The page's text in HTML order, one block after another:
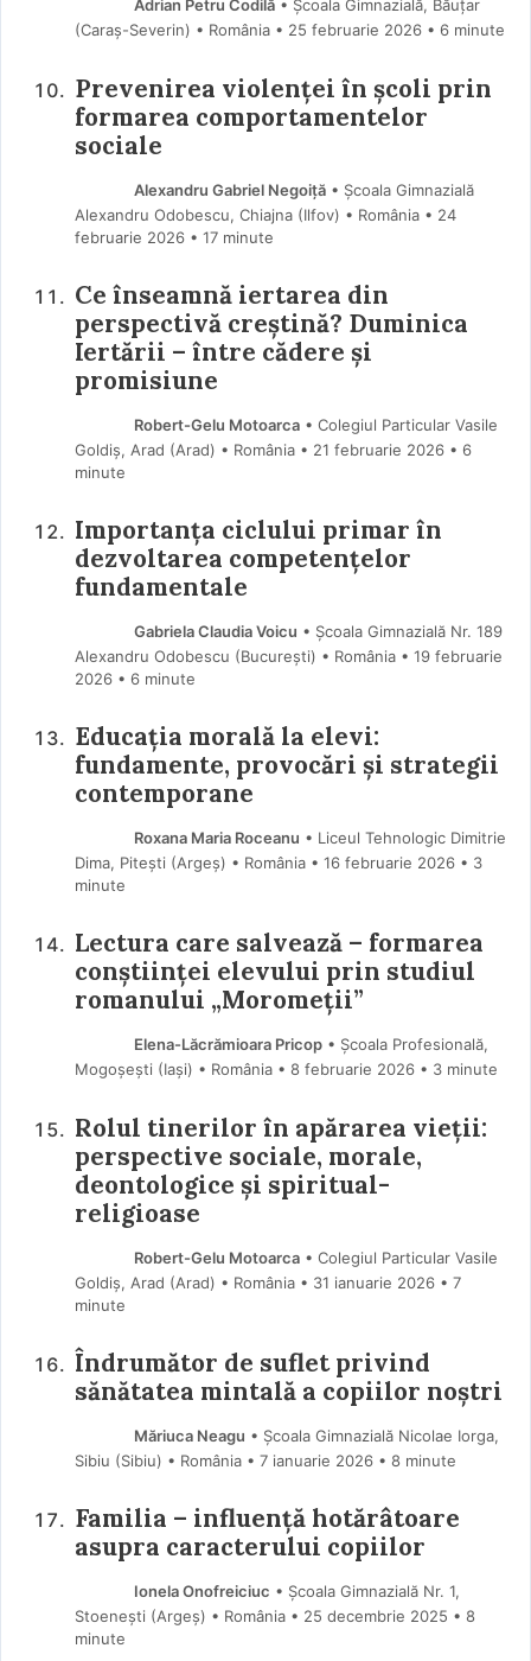
Adrian Petru Codilă• Școala Gimnazială, Băuțar
(Caraş-Severin) • România
25 februarie 2026 • 6 minute
Prevenirea violenței în școli prin
formarea comportamentelor
sociale
Alexandru Gabriel Negoiță• Școala Gimnazială
Alexandru Odobescu, Chiajna (Ilfov) • România
24
februarie 2026 • 17 minute
Ce înseamnă iertarea din
perspectivă creștină? Duminica
Iertării – între cădere și
promisiune
Robert-Gelu Motoarca• Colegiul Particular Vasile
Goldiș, Arad (Arad) • România
21 februarie 2026 • 6
minute
Importanța ciclului primar în
dezvoltarea competențelor
fundamentale
Gabriela Claudia Voicu • Școala Gimnazială Nr. 189
Alexandru Odobescu (Bucureşti) • România
19 februarie
2026 • 6 minute
Educația morală la elevi:
fundamente, provocări și strategii
contemporane
Roxana Maria Roceanu • Liceul Tehnologic Dimitrie
Dima, Pitești (Argeş) • România
16 februarie 2026 • 3
minute
Lectura care salvează – formarea
conștiinței elevului prin studiul
romanului „Moromeții”
Elena-Lăcrămioara Pricop• Școala Profesională,
Mogoșești (Iaşi) • România
8 februarie 2026 • 3 minute
Rolul tinerilor în apărarea vieții:
perspective sociale, morale,
deontologice și spiritual-
religioase
Robert-Gelu Motoarca• Colegiul Particular Vasile
Goldiș, Arad (Arad) • România
31 ianuarie 2026 • 7
minute
Îndrumător de suflet privind
sănătatea mintală a copiilor noștri
Măriuca Neagu • Școala Gimnazială Nicolae Iorga,
Sibiu (Sibiu) • România
7 ianuarie 2026 • 8 minute
Familia – influență hotărâtoare
asupra caracterului copiilor
Ionela Onofreiciuc • Școala Gimnazială Nr. 1,
Stoenești (Argeş) • România
25 decembrie 2025 • 8
minute